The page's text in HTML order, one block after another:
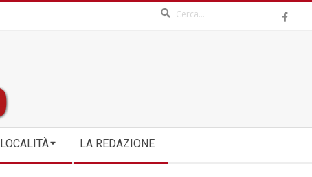
LOCALITÀ LA REDAZIONE